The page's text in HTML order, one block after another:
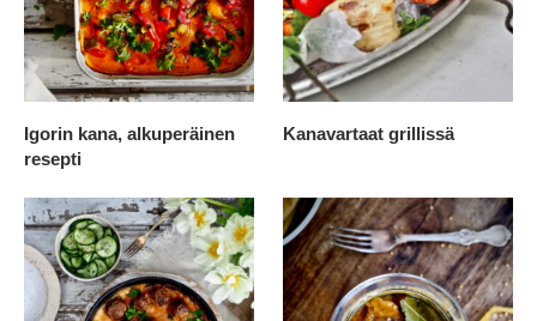
Igorin kana, alkuperäinen
resepti
Kanavartaat grillissä